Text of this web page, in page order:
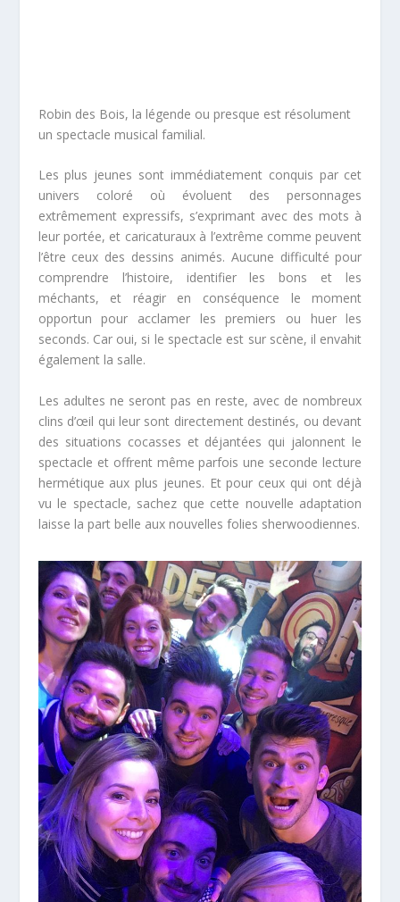
Robin des Bois, la légende ou presque est résolument
un spectacle musical familial.
Les plus jeunes sont immédiatement conquis par cet
univers coloré où évoluent des personnages
extrêmement expressifs, s’exprimant avec des mots à
leur portée, et caricaturaux à l’extrême comme peuvent
l’être ceux des dessins animés. Aucune difficulté pour
comprendre l’histoire, identifier les bons et les
méchants, et réagir en conséquence le moment
opportun pour acclamer les premiers ou huer les
seconds. Car oui, si le spectacle est sur scène, il envahit
également la salle.
Les adultes ne seront pas en reste, avec de nombreux
clins d’œil qui leur sont directement destinés, ou devant
des situations cocasses et déjantées qui jalonnent le
spectacle et offrent même parfois une seconde lecture
hermétique aux plus jeunes. Et pour ceux qui ont déjà
vu le spectacle, sachez que cette nouvelle adaptation
laisse la part belle aux nouvelles folies sherwoodiennes.